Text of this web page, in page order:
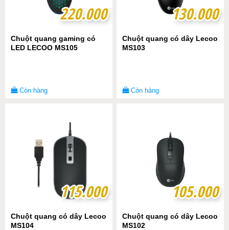
220.000
220.000
Chuột quang gaming có
LED LECOO MS105
Còn hàng
130.000
130.000
Chuột quang có dây Lecoo
MS103
Còn hàng
115.000
115.000
Chuột quang có dây Lecoo
MS104
105.000
105.000
Chuột quang có dây Lecoo
MS102